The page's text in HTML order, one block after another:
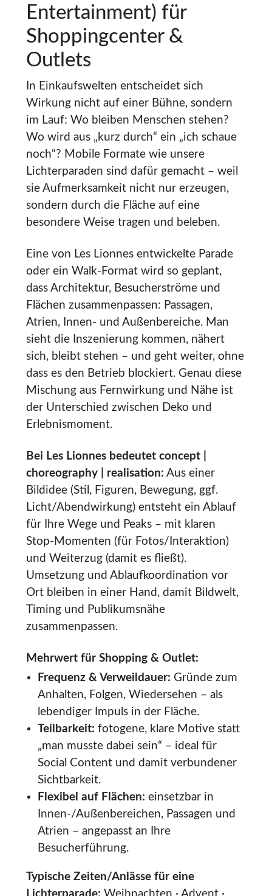
Entertainment) für
Shoppingcenter &
Outlets
In Einkaufswelten entscheidet sich
Wirkung nicht auf einer Bühne, sondern
im Lauf: Wo bleiben Menschen stehen?
Wo wird aus „kurz durch“ ein „ich schaue
noch“? Mobile Formate wie unsere
Lichterparaden sind dafür gemacht – weil
sie Aufmerksamkeit nicht nur erzeugen,
sondern durch die Fläche auf eine
besondere Weise tragen und beleben.
Eine von Les Lionnes entwickelte Parade
oder ein Walk-Format wird so geplant,
dass Architektur, Besucherströme und
Flächen zusammenpassen: Passagen,
Atrien, Innen- und Außenbereiche. Man
sieht die Inszenierung kommen, nähert
sich, bleibt stehen – und geht weiter, ohne
dass es den Betrieb blockiert. Genau diese
Mischung aus Fernwirkung und Nähe ist
der Unterschied zwischen Deko und
Erlebnismoment.
Bei Les Lionnes bedeutet concept |
choreography | realisation: Aus einer
Bildidee (Stil, Figuren, Bewegung, ggf.
Licht/Abendwirkung) entsteht ein Ablauf
für Ihre Wege und Peaks – mit klaren
Stop-Momenten (für Fotos/Interaktion)
und Weiterzug (damit es fließt).
Umsetzung und Ablaufkoordination vor
Ort bleiben in einer Hand, damit Bildwelt,
Timing und Publikumsnähe
zusammenpassen.
Mehrwert für Shopping & Outlet:
Frequenz & Verweildauer: Gründe zum
Anhalten, Folgen, Wiedersehen – als
lebendiger Impuls in der Fläche.
Teilbarkeit: fotogene, klare Motive statt
„man musste dabei sein“ – ideal für
Social Content und damit verbundener
Sichtbarkeit.
Flexibel auf Flächen: einsetzbar in
Innen-/Außenbereichen, Passagen und
Atrien – angepasst an Ihre
Besucherführung.
Typische Zeiten/Anlässe für eine